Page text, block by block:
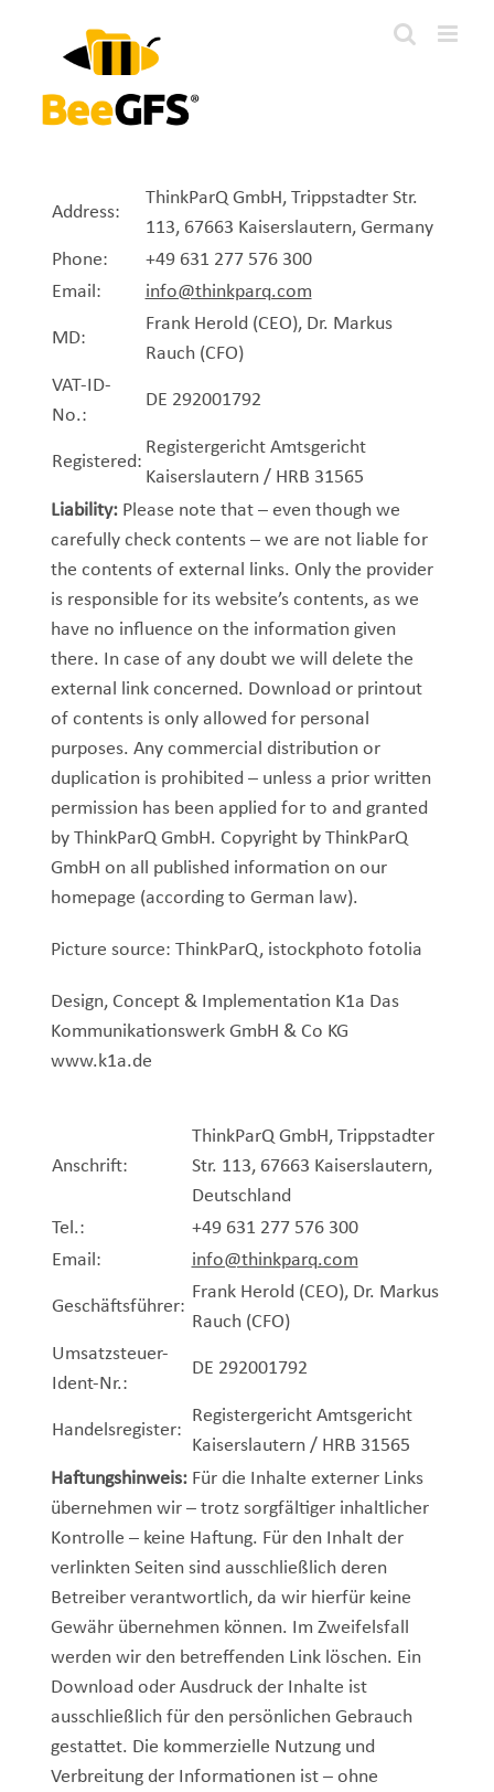
Address:
ThinkParQ GmbH, Trippstadter Str.
113, 67663 Kaiserslautern, Germany
Phone:
+49 631 277 576 300
Email:
info@thinkparq.com
MD:
Frank Herold (CEO), Dr. Markus
Rauch (CFO)
VAT-ID-
No.:
DE 292001792
Registered:
Registergericht Amtsgericht
Kaiserslautern / HRB 31565
Liability:Please note that – even though we
carefully check contents – we are not liable for
the contents of external links. Only the provider
is responsible for its website’s contents, as we
have no influence on the information given
there. In case of any doubt we will delete the
external link concerned. Download or printout
of contents is only allowed for personal
purposes. Any commercial distribution or
duplication is prohibited – unless a prior written
permission has been applied for to and granted
by ThinkParQ GmbH. Copyright by ThinkParQ
GmbH on all published information on our
homepage (according to German law).
Picture source: ThinkParQ, istockphoto fotolia
Design, Concept & Implementation K1a Das
Kommunikationswerk GmbH & Co KG
www.k1a.de
Anschrift:
ThinkParQ GmbH, Trippstadter
Str. 113, 67663 Kaiserslautern,
Deutschland
Tel.:
+49 631 277 576 300
Email:
info@thinkparq.com
Geschäftsführer:
Frank Herold (CEO), Dr. Markus
Rauch (CFO)
Umsatzsteuer-
Ident-Nr.:
DE 292001792
Handelsregister:
Registergericht Amtsgericht
Kaiserslautern / HRB 31565
Haftungshinweis:Für die Inhalte externer Links
übernehmen wir – trotz sorgfältiger inhaltlicher
Kontrolle – keine Haftung. Für den Inhalt der
verlinkten Seiten sind ausschließlich deren
Betreiber verantwortlich, da wir hierfür keine
Gewähr übernehmen können. Im Zweifelsfall
werden wir den betreffenden Link löschen. Ein
Download oder Ausdruck der Inhalte ist
ausschließlich für den persönlichen Gebrauch
gestattet. Die kommerzielle Nutzung und
Verbreitung der Informationen ist – ohne